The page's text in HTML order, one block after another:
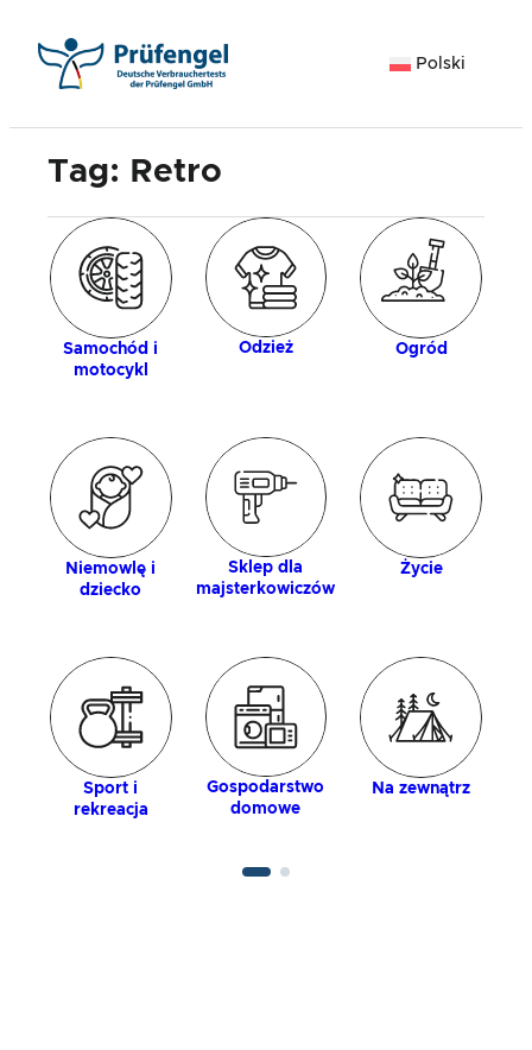
Polski
Tag: Retro
Samochód i
motocykl
Odzież Ogród
Niemowlę i
dziecko
Sklep dla
majsterkowiczów
Życie
Sport i
rekreacja
Gospodarstwo
domowe
Na zewnątrz